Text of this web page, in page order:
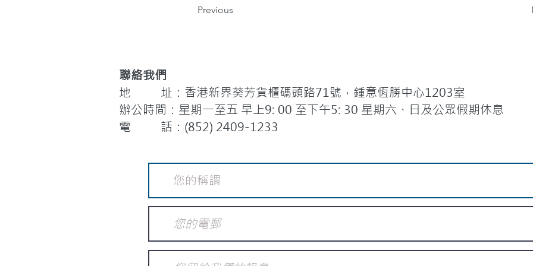
Previous
聯絡我們
地 址：香港新界葵芳貨櫃碼頭路71號，鍾意恆勝中心1203室
辦公時間：星期一至五 早上9: 00 至下午5: 30 星期六、日及公眾假期休息
電 話：(852) 2409-1233